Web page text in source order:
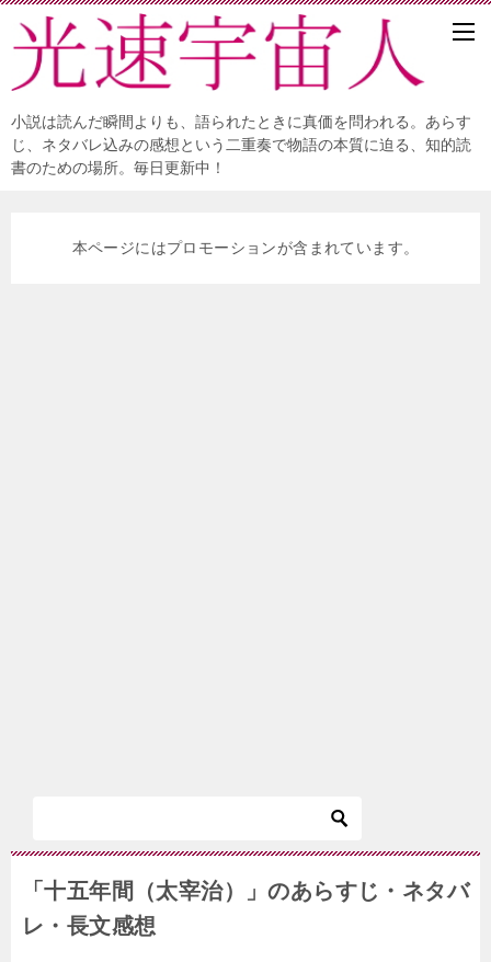
小説は読んだ瞬間よりも、語られたときに真価を問われる。あらす
じ、ネタバレ込みの感想という二重奏で物語の本質に迫る、知的読
書のための場所。毎日更新中！
本ページにはプロモーションが含まれています。
「十五年間（太宰治）」のあらすじ・ネタバ
レ・長文感想